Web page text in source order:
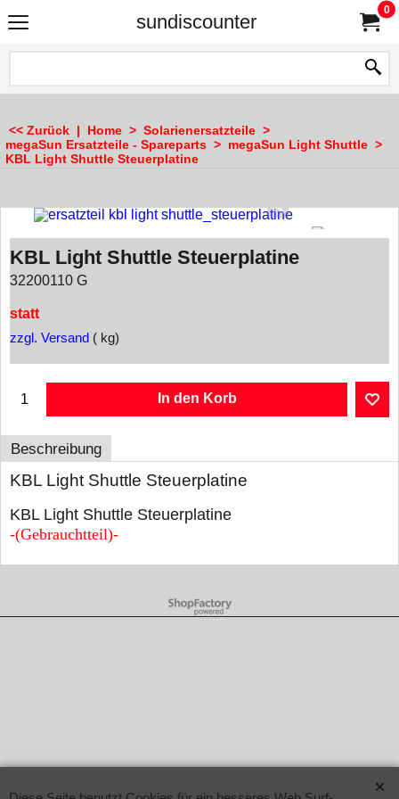
sundiscounter
0
<< Zurück | Home > Solarienersatzteile >
megaSun Ersatzteile - Spareparts > megaSun Light Shuttle >
KBL Light Shuttle Steuerplatine
KBL Light Shuttle Steuerplatine
32200110 G
statt
zzgl. Versand kg
In den Korb
Beschreibung
KBL Light Shuttle Steuerplatine
KBL Light Shuttle Steuerplatine
-(Gebrauchtteil)-
WebShop erstellt mit ShopFactory Shop Software.